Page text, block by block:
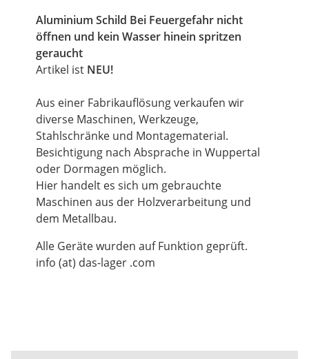
Aluminium Schild Bei Feuergefahr nicht
öffnen und kein Wasser hinein spritzen
geraucht
Artikel ist NEU!
Aus einer Fabrikauflösung verkaufen wir
diverse Maschinen, Werkzeuge,
Stahlschränke und Montagematerial.
Besichtigung nach Absprache in Wuppertal
oder Dormagen möglich.
Hier handelt es sich um gebrauchte
Maschinen aus der Holzverarbeitung und
dem Metallbau.
Alle Geräte wurden auf Funktion geprüft.
info (at) das-lager .com